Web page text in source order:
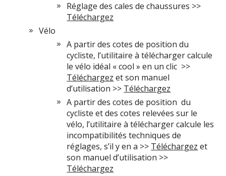
Réglage des cales de chaussures >>
Téléchargez
Vélo
A partir des cotes de position du
cycliste, l’utilitaire à télécharger calcule
le vélo idéal « cool » en un clic >>
Téléchargez et son manuel
d’utilisation >> Téléchargez
A partir des cotes de position du
cycliste et des cotes relevées sur le
vélo, l’utilitaire à télécharger calcule les
incompatibilités techniques de
réglages, s’il y en a >> Téléchargez et
son manuel d’utilisation >>
Téléchargez